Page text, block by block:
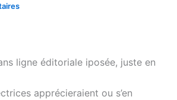
ligne éditoriale iposée, juste en
apprécieraient ou s’en